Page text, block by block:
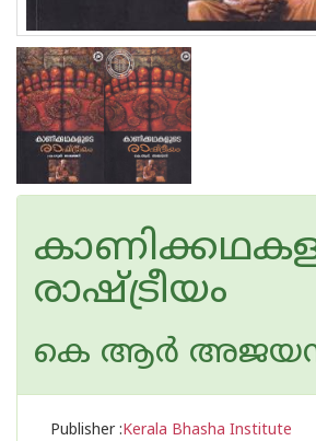
രാഷ്ട്രീയം
കെ ആര്‍
Publisher :Kerala Bhasha Institute